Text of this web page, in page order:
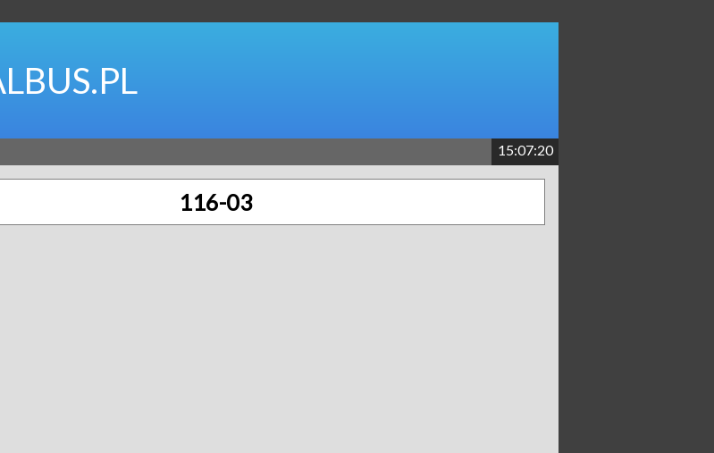
15:07:20
116-03